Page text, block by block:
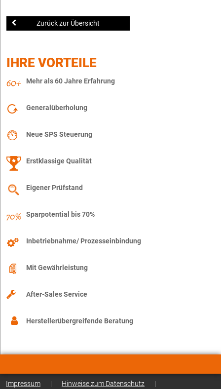
Zurück zur Übersicht
IHRE VORTEILE
Mehr als 60 Jahre Erfahrung
Generalüberholung
Neue SPS Steuerung
Erstklassige Qualität
Eigener Prüfstand
Sparpotential bis 70%
Inbetriebnahme/ Prozesseinbindung
Mit Gewährleistung
After-Sales Service
Herstellerübergreifende Beratung
Impressum | Hinweise zum Datenschutz |